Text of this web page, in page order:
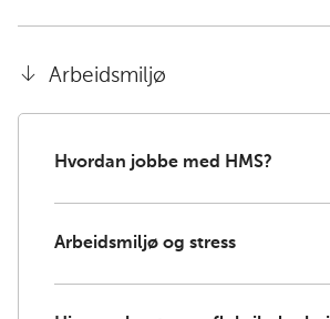
Arbeidsmiljø
Hvordan jobbe med HMS?
Arbeidsmiljø og stress